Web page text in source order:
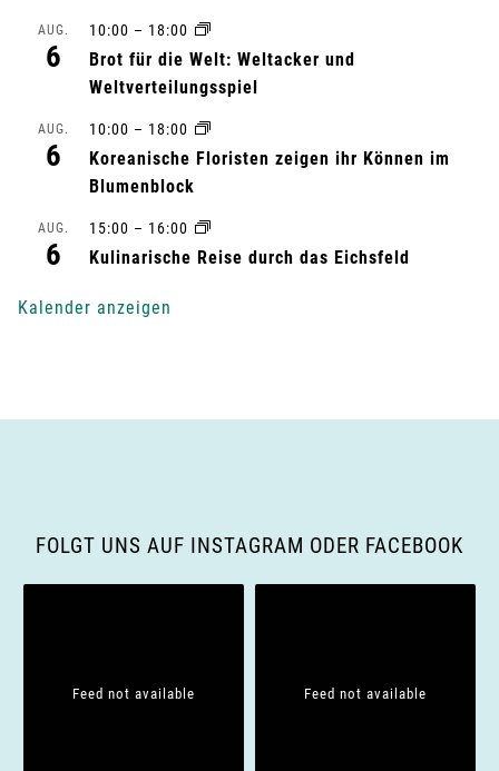
-
a
AUG.
6
10:00 – 18:00
Brot für die Welt: Weltacker und
Weltverteilungsspiel
AUG.
6
10:00 – 18:00
Koreanische Floristen zeigen ihr Können im
Blumenblock
AUG.
6
15:00 – 16:00
Kulinarische Reise durch das Eichsfeld
Kalender anzeigen
FOLGT UNS AUF INSTAGRAM ODER FACEBOOK
Feed not available Feed not available